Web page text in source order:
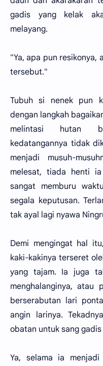
gadis yang kelak
melayang.
"Ya, apa pun resikonya,
tersebut."
Tubuh si nenek pun
dengan langkah
melintasi hutan
kedatangannya tidak
menjadi musuh-
melesat, tiada henti
sangat memburu
segala keputusan.
tak ayal lagi nyawa
Demi mengingat hal
kaki-kakinya terseret
yang tajam. Ia juga
menghalanginya, atau
berserabutan lari
angin larinya.
obatan untuk sang
Ya, selama ia